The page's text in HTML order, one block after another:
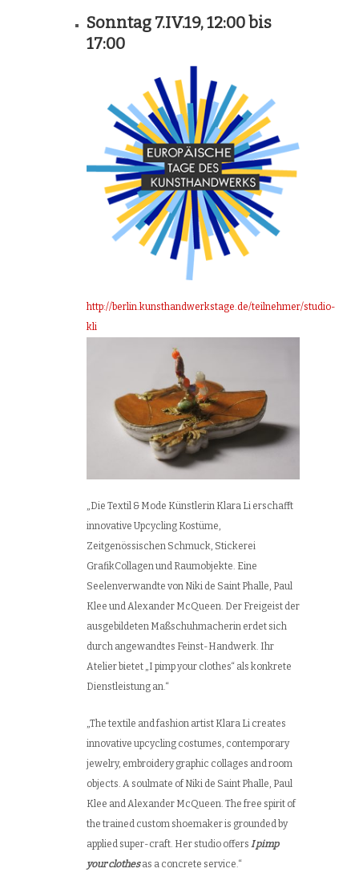
Sonntag 7.IV.19,12:00bis
17:00
http://berlin.kunsthandwerkstage.de/teilnehmer/studio-
kli
„Die Textil & Mode Künstlerin Klara Li erschafft
innovative Upcycling Kostüme,
Zeitgenössischen Schmuck, Stickerei
GrafikCollagen und Raumobjekte. Eine
Seelenverwandte von Niki de Saint Phalle, Paul
Klee und Alexander McQueen. Der Freigeist der
ausgebildeten Maßschuhmacherin erdet sich
durch angewandtes Feinst-Handwerk. Ihr
Atelier bietet „I pimp your clothes“ als konkrete
Dienstleistung an.“
„The textile and fashion artist Klara Li creates
innovative upcycling costumes, contemporary
jewelry, embroidery graphic collages and room
objects. A soulmate of Niki de Saint Phalle, Paul
Klee and Alexander McQueen. The free spirit of
the trained custom shoemaker is grounded by
applied super-craft. Her studio offers I pimp
your clothesas a concrete service.“